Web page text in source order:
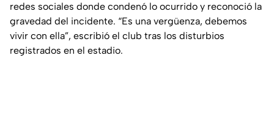
redes sociales donde condenó lo ocurrido y reconoció la
gravedad del incidente. “Es una vergüenza, debemos
vivir con ella”, escribió el club tras los disturbios
registrados en el estadio.